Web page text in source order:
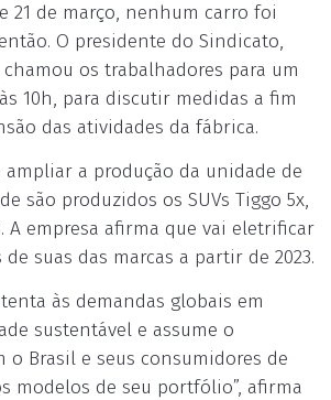
21 de março, nenhum carro foi
O presidente do Sindicato,
chamou os trabalhadores para um
10h, para discutir medidas a fim
das atividades da fábrica.
ampliar a produção da unidade de
são produzidos os SUVs Tiggo 5x,
A empresa afirma que vai eletrificar
suas das marcas a partir de 2023.
às demandas globais em
sustentável e assume o
o Brasil e seus consumidores de
modelos de seu portfólio”, afirma